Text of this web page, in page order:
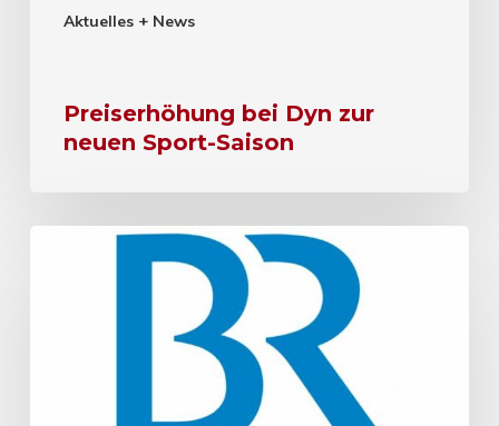
Aktuelles + News
Preiserhöhung bei Dyn zur
neuen Sport-Saison